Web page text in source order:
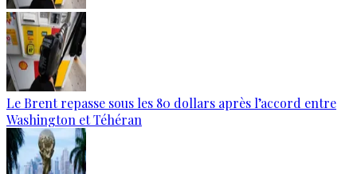
Le Brent repasse sous les 80 dollars après l’accord entre
Washington et Téhéran